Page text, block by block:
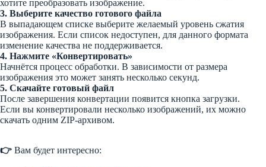
хотите преобразовать изображение.
3. Выберите качество готового файла
В выпадающем списке выберите желаемый уровень сжатия
изображения. Если список недоступен, для данного формата
изменение качества не поддерживается.
4. Нажмите «Конвертировать»
Начнётся процесс обработки. В зависимости от размера
изображения это может занять несколько секунд.
5. Скачайте готовый файл
После завершения конвертации появится кнопка загрузки.
Если вы конвертировали несколько изображений, их можно
скачать одним ZIP-архивом.
👉 Вам будет интересно: